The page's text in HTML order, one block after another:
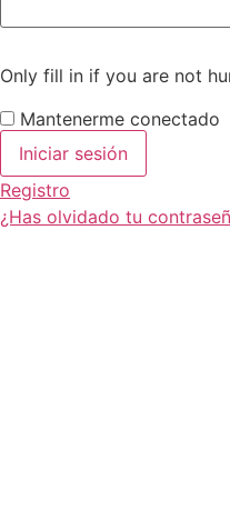
Only fill in if you are not
Mantenerme conectado
Registro
¿Has olvidado tu